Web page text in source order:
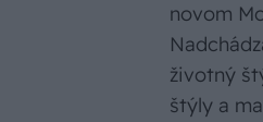
novom
životný
štýly a